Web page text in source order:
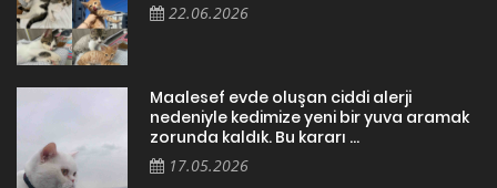
22.06.2026
Maalesef evde oluşan ciddi alerji
nedeniyle kedimize yeni bir yuva aramak
zorunda kaldık. Bu kararı ...
17.05.2026